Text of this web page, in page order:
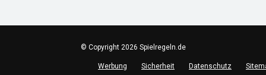
© Copyright 2026 Spielregeln.de
Werbung Sicherheit Datenschutz